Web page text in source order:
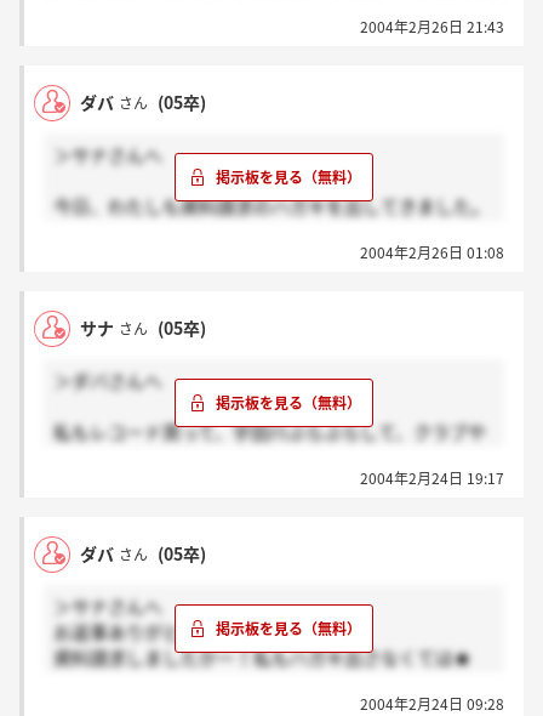
採用ある場合は連絡くれるそうです♪2004年2月26日 21:43
ダバ さん (05卒)
＞サナさんへ
今日、わたしも資料請求のハガキを出してきました。
最近は就活のため、クラブもライブも行ってないので
家で音楽聴くくらいで。。。
息抜き兼ねて行けたら良いですねー！
2004年2月26日 01:08
サナ さん (05卒)
＞ダバさんへ
私もレコード買って、宇田川ぶらぶらして、クラブや
ねてクラブ一緒にいけたら楽しそうですね！！ベスタ
2004年2月24日 19:17
ダバ さん (05卒)
＞サナさんへ
お返事ありがとうございます♪
資料請求しましたかー！私もハガキ出さなくては★
2004年2月24日 09:28